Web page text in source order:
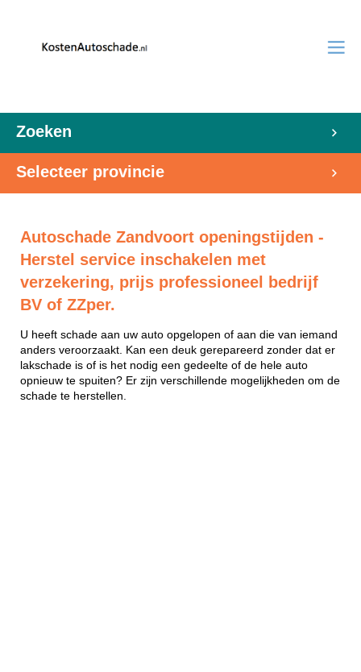
Zoeken
Selecteer provincie
Autoschade Zandvoort openingstijden -
Herstel service inschakelen met
verzekering, prijs professioneel bedrijf
BV of ZZper.
U heeft schade aan uw auto opgelopen of aan die van iemand
anders veroorzaakt. Kan een deuk gerepareerd zonder dat er
lakschade is of is het nodig een gedeelte of de hele auto
opnieuw te spuiten? Er zijn verschillende mogelijkheden om de
schade te herstellen.